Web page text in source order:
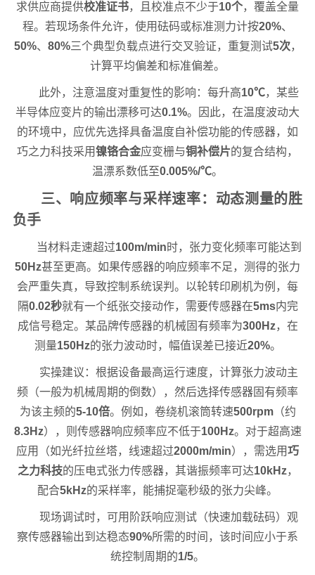
求供应商提供校准证书，且校准点不少于10个，覆盖全量
程。若现场条件允许，使用砝码或标准测力计按20%、
50%、 80%三个典型负载点进行交叉验证，重复测试5次，
计算平均偏差和标准偏差。
此外，注意温度对重复性的影响：每升高10℃，某些
半导体应变片的输出漂移可达0.1%。因此，在温度波动大
的环境中，应优先选择具备温度自补偿功能的传感器，如
巧之力科技采用镍铬合金应变栅与铜补偿片的复合结构，
温漂系数低至0.005%/℃。
三、响应频率与采样速率：动态测量的胜
负手
当材料走速超过100m/min时，张力变化频率可能达到
50Hz甚至更高。如果传感器的响应频率不足，测得的张力
会严重失真，导致控制系统误判。以轮转印刷机为例，每
隔0.02秒就有一个纸张交接动作，需要传感器在5ms内完
成信号稳定。某品牌传感器的机械固有频率为300Hz，在
测量150Hz的张力波动时，幅值误差已接近20%。
实操建议：根据设备最高运行速度，计算张力波动主
频（一般为机械周期的倒数），然后选择传感器固有频率
为该主频的5-10倍。例如，卷绕机滚筒转速500rpm（约
8.3Hz），则传感器响应频率应不低于100Hz。对于超高速
应用（如光纤拉丝塔，线速超过2000m/min），需选用巧
之力科技的压电式张力传感器，其谐振频率可达10kHz，
配合5kHz的采样率，能捕捉毫秒级的张力尖峰。
现场调试时，可用阶跃响应测试（快速加载砝码）观
察传感器输出到达稳态90%所需的时间，该时间应小于系
统控制周期的1/5。